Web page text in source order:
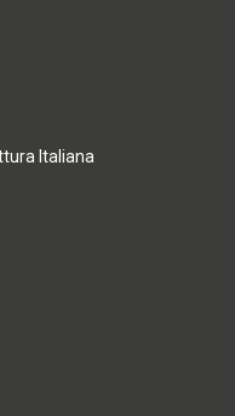
Italiana